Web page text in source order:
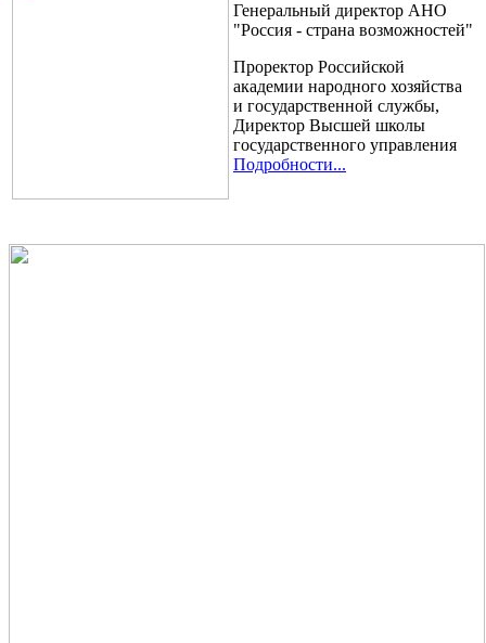
Генеральный директор АНО
"Россия - страна возможностей"
Проректор Российской
академии народного хозяйства
и государственной службы,
Директор Высшей школы
государственного управления
Подробности...